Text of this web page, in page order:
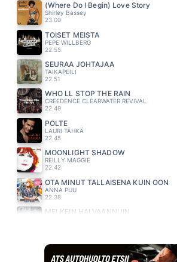
(Where Do I Begin) Love Story
Shirley Bassey
23.00
TOISET MEISTÄ
PEPE WILLBERG
22.55
SEURAA JOHTAJAA
TAIKAPEILI
22.51
WHO LL STOP THE RAIN
CREEDENCE CLEARWATER REVIVAL
22.49
POLTE
LAURI TÄHKÄ
22.45
MOONLIGHT SHADOW
REILLY MAGGIE
22.42
OTA MINUT TÄLLAISENA KUIN OON
ANNA PUU
22.38
MELKEIN HALVAANNUIN
SUVI TERÄSNISKA
22.31